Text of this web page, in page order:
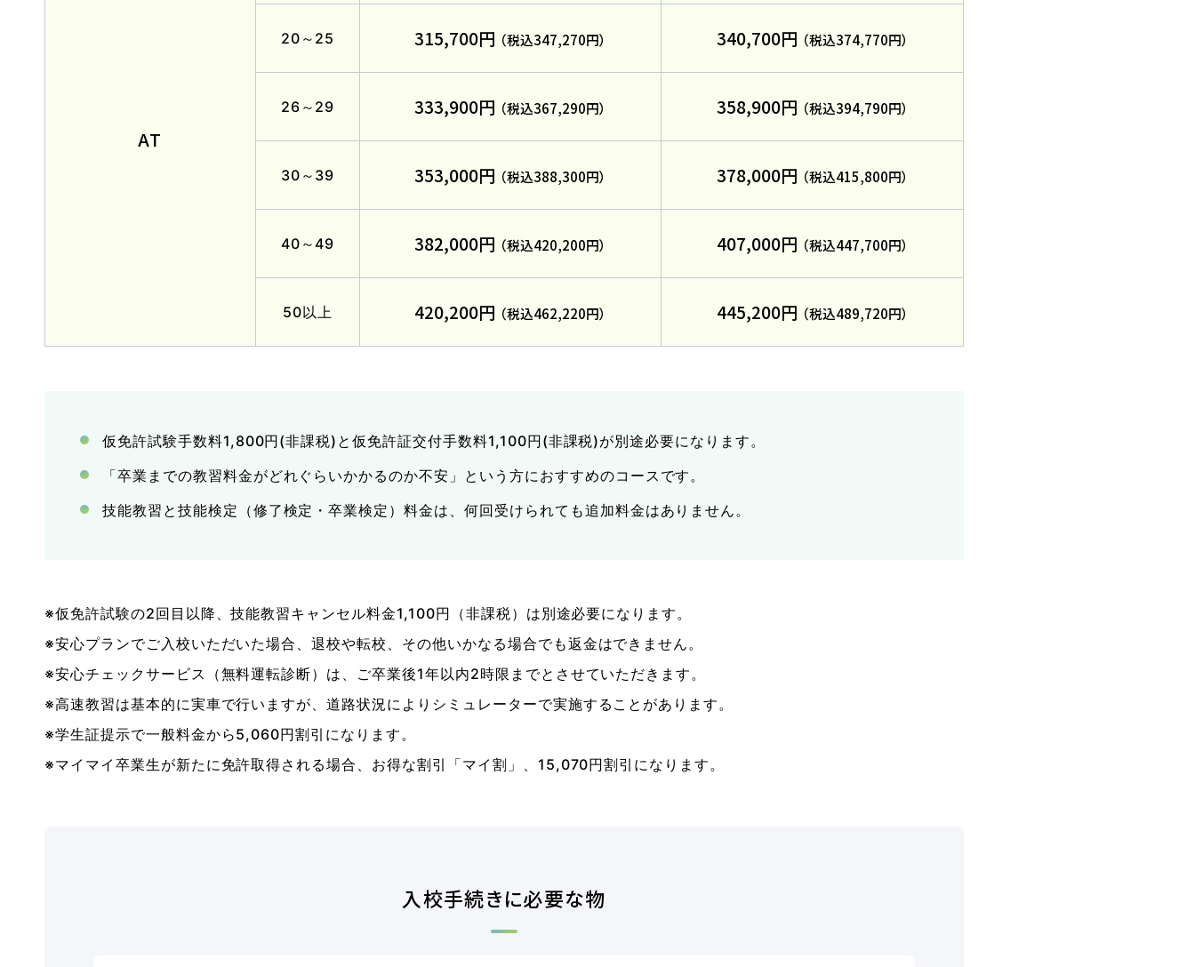
卒業生
AT
20～25 315,700円 （税込347,270円） 340,700円 （税込374,770円）
26～29 333,900円 （税込367,290円） 358,900円 （税込394,790円）
30～39 353,000円 （税込388,300円） 378,000円 （税込415,800円）
40～49 382,000円 （税込420,200円） 407,000円 （税込447,700円）
50以上 420,200円 （税込462,220円） 445,200円 （税込489,720円）
仮免許試験手数料1,800円(非課税)と仮免許証交付手数料1,100円(非課税)が別途必要になります。
「卒業までの教習料金がどれぐらいかかるのか不安」という方におすすめのコースです。
技能教習と技能検定（修了検定・卒業検定）料金は、何回受けられても追加料金はありません。
※仮免許試験の2回目以降、技能教習キャンセル料金1,100円（非課税）は別途必要になります。
※安心プランでご入校いただいた場合、退校や転校、その他いかなる場合でも返金はできません。
※安心チェックサービス（無料運転診断）は、ご卒業後1年以内2時限までとさせていただきます。
※高速教習は基本的に実車で行いますが、道路状況によりシミュレーターで実施することがあります。
※学生証提示で一般料金から5,060円割引になります。
※マイマイ卒業生が新たに免許取得される場合、お得な割引「マイ割」、15,070円割引になります。
入校手続きに必要な物